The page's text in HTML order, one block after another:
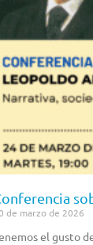
de marzo de 2026
el gusto